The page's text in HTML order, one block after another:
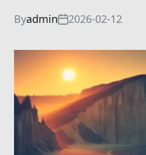
Byadmin 2026-02-12